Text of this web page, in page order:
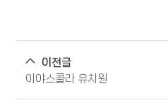
이전글
이야스콜라 유치원